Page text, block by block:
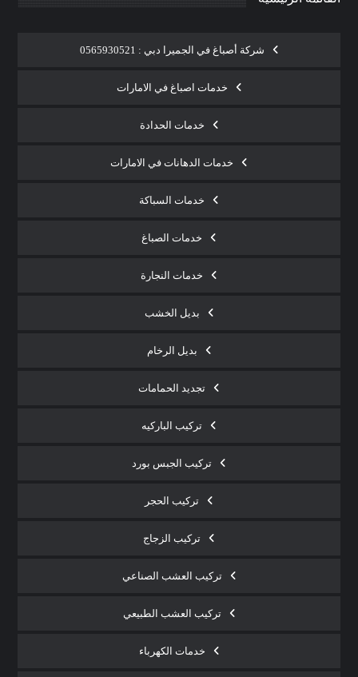
شركة أصباغ في الجميرا دبي : 0565930521
خدمات اصباغ في الامارات
خدمات الحدادة
خدمات الدهانات في الامارات
خدمات السباكة
خدمات الصباغ
خدمات النجارة
بديل الخشب
بديل الرخام
تجديد الحمامات
تركيب الباركيه
تركيب الجبس بورد
تركيب الحجر
تركيب الزجاج
تركيب العشب الصناعي
تركيب العشب الطبيعي
خدمات الكهرباء